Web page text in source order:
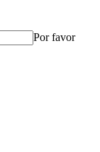
Por favor